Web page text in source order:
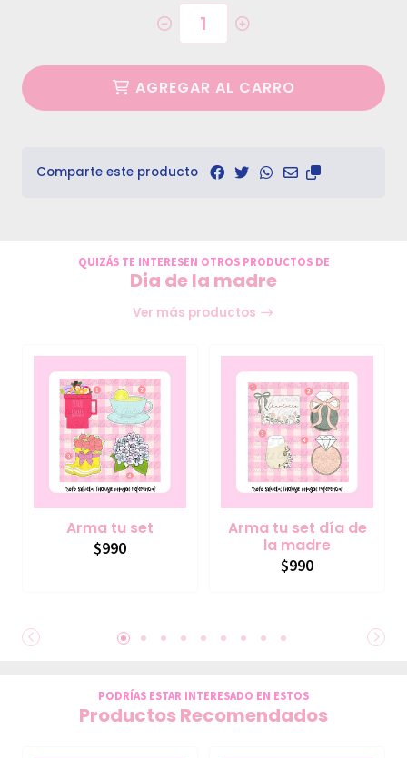
AGREGAR AL CARRO
Comparte este producto
QUIZÁS TE INTERESEN OTROS PRODUCTOS DE
Dia de la madre
Ver más productos
Arma tu set
$990
Arma tu set día de
la madre
$990
PODRÍAS ESTAR INTERESADO EN ESTOS
Productos Recomendados